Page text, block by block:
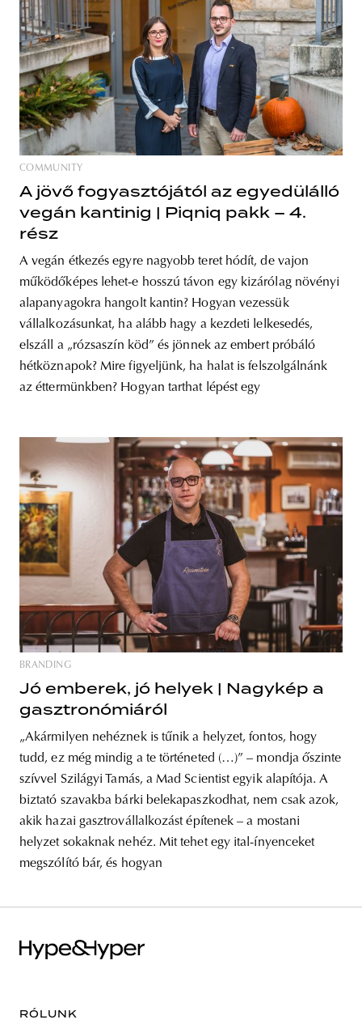
COMMUNITY
A jövő fogyasztójától az egyedülálló
vegán kantinig | Piqniq pakk – 4.
rész
A vegán étkezés egyre nagyobb teret hódít, de vajon
működőképes lehet-e hosszú távon egy kizárólag növényi
alapanyagokra hangolt kantin? Hogyan vezessük
vállalkozásunkat, ha alább hagy a kezdeti lelkesedés,
elszáll a „rózsaszín köd” és jönnek az embert próbáló
hétköznapok? Mire figyeljünk, ha halat is felszolgálnánk
az éttermünkben? Hogyan tarthat lépést egy
BRANDING
Jó emberek, jó helyek | Nagykép a
gasztronómiáról
„Akármilyen nehéznek is tűnik a helyzet, fontos, hogy
tudd, ez még mindig a te történeted (…)” – mondja őszinte
szívvel Szilágyi Tamás, a Mad Scientist egyik alapítója. A
biztató szavakba bárki belekapaszkodhat, nem csak azok,
akik hazai gasztrovállalkozást építenek – a mostani
helyzet sokaknak nehéz. Mit tehet egy ital-ínyenceket
megszólító bár, és hogyan
RÓLUNK